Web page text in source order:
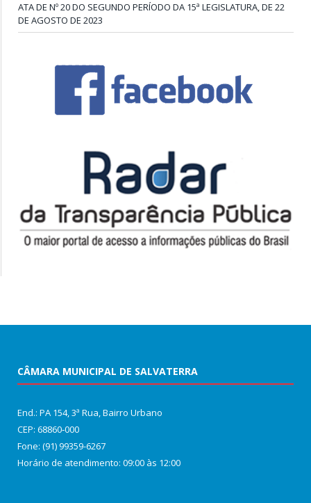
ATA DE Nº 20 DO SEGUNDO PERÍODO DA 15ª LEGISLATURA, DE 22
DE AGOSTO DE 2023
CÂMARA MUNICIPAL DE SALVATERRA
End.: PA 154, 3ª Rua, Bairro Urbano
CEP: 68860‑000
Fone: (91) 99359-6267
Horário de atendimento: 09:00 às 12:00